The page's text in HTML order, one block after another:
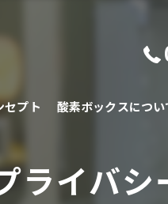
セプト 酸素ボックスについ
ライバシ